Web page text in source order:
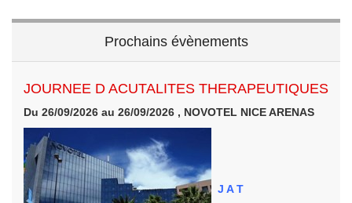
Prochains évènements
JOURNEE D ACUTALITES THERAPEUTIQUES
Du 26/09/2026 au 26/09/2026 , NOVOTEL NICE ARENAS
J A T